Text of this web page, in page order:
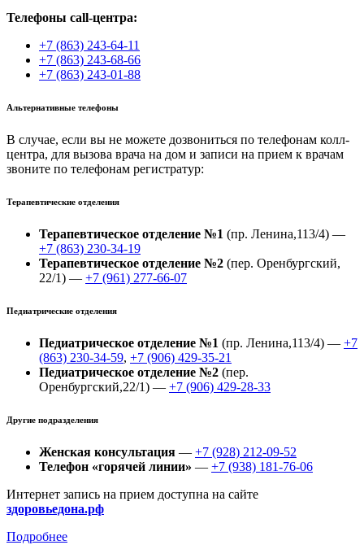
Телефоны call-центра:
+7 (863) 243-64-11
+7 (863) 243-68-66
+7 (863) 243-01-88
Альтернативные телефоны
В случае, если вы не можете дозвониться по телефонам колл-
центра, для вызова врача на дом и записи на прием к врачам
звоните по телефонам регистратур:
Терапевтические отделения
Терапевтическое отделение №1 (пр. Ленина,113/4) —
+7 (863) 230-34-19
Терапевтическое отделение №2 (пер. Оренбургский,
22/1) — +7 (961) 277-66-07
Педиатрические отделения
Педиатрическое отделение №1 (пр. Ленина,113/4) — +7
(863) 230-34-59, +7 (906) 429-35-21
Педиатрическое отделение №2 (пер.
Оренбургский,22/1) — +7 (906) 429-28-33
Другие подразделения
Женская консультация — +7 (928) 212-09-52
Телефон «горячей линии» — +7 (938) 181-76-06
Интернет запись на прием доступна на сайте
здоровьедона.рф
Подробнее